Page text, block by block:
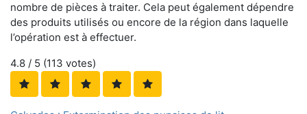
nombre de pièces à traiter. Cela peut également dépendre
des produits utilisés ou encore de la région dans laquelle
l’opération est à effectuer.
4.8 / 5 (113 votes)